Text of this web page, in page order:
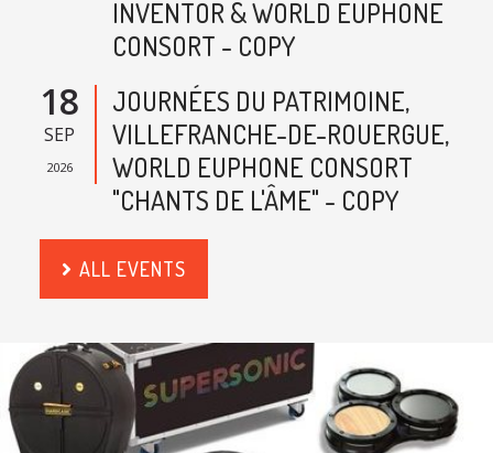
INVENTOR & WORLD EUPHONE
CONSORT - COPY
18
SEP
2026
JOURNÉES DU PATRIMOINE,
VILLEFRANCHE-DE-ROUERGUE,
WORLD EUPHONE CONSORT
"CHANTS DE L'ÂME" - COPY
ALL EVENTS